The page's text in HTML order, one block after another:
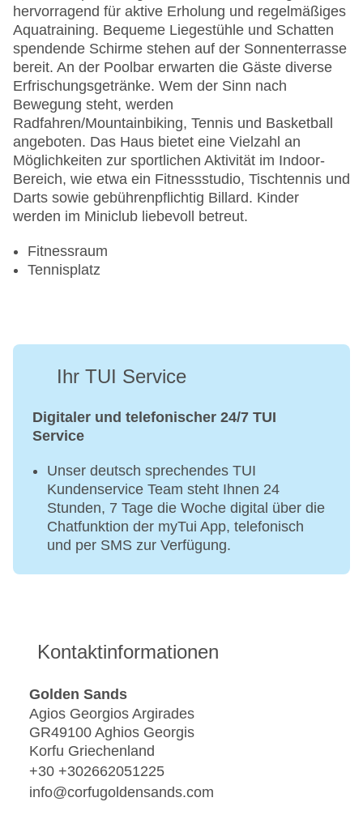
hervorragend für aktive Erholung und regelmäßiges
Aquatraining. Bequeme Liegestühle und Schatten
spendende Schirme stehen auf der Sonnenterrasse
bereit. An der Poolbar erwarten die Gäste diverse
Erfrischungsgetränke. Wem der Sinn nach
Bewegung steht, werden
Radfahren/Mountainbiking, Tennis und Basketball
angeboten. Das Haus bietet eine Vielzahl an
Möglichkeiten zur sportlichen Aktivität im Indoor-
Bereich, wie etwa ein Fitnessstudio, Tischtennis und
Darts sowie gebührenpflichtig Billard. Kinder
werden im Miniclub liebevoll betreut.
Fitnessraum
Tennisplatz
Ihr TUI Service
Digitaler und telefonischer 24/7 TUI
Service
Unser deutsch sprechendes TUI
Kundenservice Team steht Ihnen 24
Stunden, 7 Tage die Woche digital über die
Chatfunktion der myTui App, telefonisch
und per SMS zur Verfügung.
Kontaktinformationen
Golden Sands
Agios Georgios Argirades
GR49100 Aghios Georgis
Korfu Griechenland
+30 +302662051225
info@corfugoldensands.com